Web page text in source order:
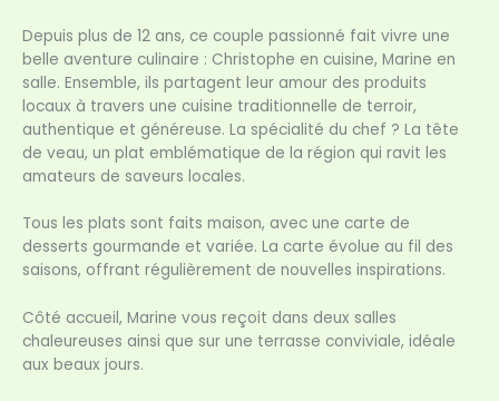
Depuis plus de 12 ans, ce couple passionné fait vivre une
belle aventure culinaire : Christophe en cuisine, Marine en
salle. Ensemble, ils partagent leur amour des produits
locaux à travers une cuisine traditionnelle de terroir,
authentique et généreuse. La spécialité du chef ? La tête
de veau, un plat emblématique de la région qui ravit les
amateurs de saveurs locales.
Tous les plats sont faits maison, avec une carte de
desserts gourmande et variée. La carte évolue au fil des
saisons, offrant régulièrement de nouvelles inspirations.
Côté accueil, Marine vous reçoit dans deux salles
chaleureuses ainsi que sur une terrasse conviviale, idéale
aux beaux jours.